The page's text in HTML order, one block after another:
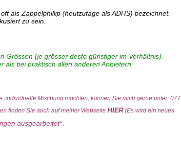
als Zappelphillip (heutzutage als ADHS) bezeichnet.
zu sein.
Grössen (je grösser desto günstiger im Verhältnis).
als bei praktisch allen anderen Anbietern.
individuelle Mischung möchten, können Sie mich gerne unter: 077
finden Sie auch auf meiner Webseite HIER (Es wird ein neues
ausgearbeitet“ .